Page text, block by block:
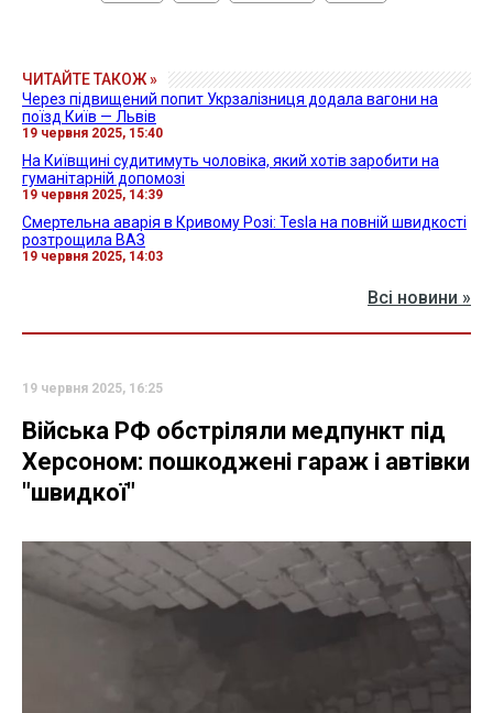
ЧИТАЙТЕ ТАКОЖ »
Через підвищений попит Укрзалізниця додала вагони на
поїзд Київ — Львів
19 червня 2025, 15:40
На Київщині судитимуть чоловіка, який хотів заробити на
гуманітарній допомозі
19 червня 2025, 14:39
Смертельна аварія в Кривому Розі: Tesla на повній швидкості
розтрощила ВАЗ
19 червня 2025, 14:03
Всі новини »
19 червня 2025, 16:25
Війська РФ обстріляли медпункт під
Херсоном: пошкоджені гараж і автівки
"швидкої"